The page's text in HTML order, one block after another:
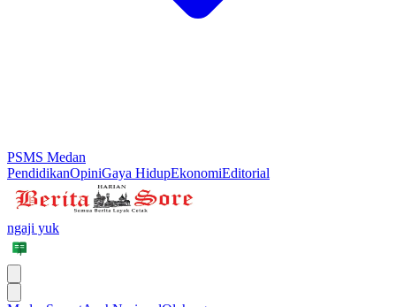
PSMS Medan
PendidikanOpiniGaya HidupEkonomiEditorial
ngaji yuk